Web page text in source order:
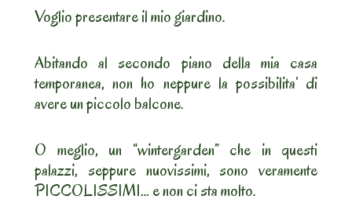
Voglio presentare il mio giardino.
Abitando al secondo piano della mia casa
temporanea, non ho neppure la possibilita’ di
avere un piccolo balcone.
O meglio, un “wintergarden” che in questi
palazzi, seppure nuovissimi, sono veramente
PICCOLISSIMI… e non ci sta molto.